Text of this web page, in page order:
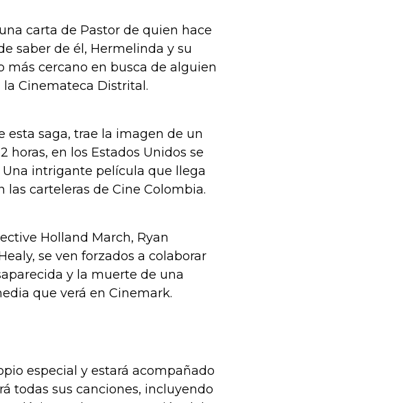
carta de Pastor de quien hace
saber de él, Hermelinda y su
más cercano en busca de alguien
Cinemateca Distrital.
esta saga, trae la imagen de un
horas, en los Estados Unidos se
intrigante película que llega
las carteleras de Cine Colombia.
Holland March, Ryan
se ven forzados a colaborar
y la muerte de una
que verá en Cinemark.
especial y estará acompañado
todas sus canciones, incluyendo